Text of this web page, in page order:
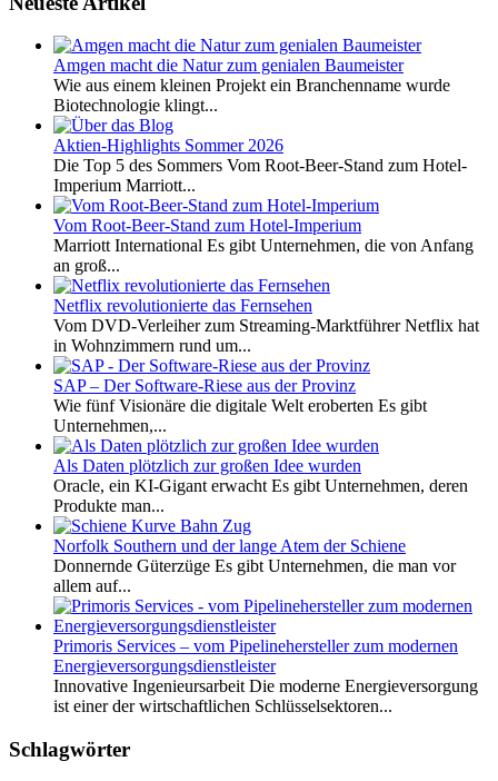
Amgen macht die Natur zum genialen Baumeister
Wie aus einem kleinen Projekt ein Branchenname wurde
Biotechnologie klingt...
Aktien-Highlights Sommer 2026
Die Top 5 des Sommers Vom Root-Beer-Stand zum Hotel-
Imperium Marriott...
Vom Root-Beer-Stand zum Hotel-Imperium
Marriott International Es gibt Unternehmen, die von Anfang
an groß...
Netflix revolutionierte das Fernsehen
Vom DVD-Verleiher zum Streaming-Marktführer Netflix hat
in Wohnzimmern rund um...
SAP – Der Software-Riese aus der Provinz
Wie fünf Visionäre die digitale Welt eroberten Es gibt
Unternehmen,...
Als Daten plötzlich zur großen Idee wurden
Oracle, ein KI-Gigant erwacht Es gibt Unternehmen, deren
Produkte man...
Norfolk Southern und der lange Atem der Schiene
Donnernde Güterzüge Es gibt Unternehmen, die man vor
allem auf...
Primoris Services – vom Pipelinehersteller zum modernen
Energieversorgungsdienstleister
Innovative Ingenieursarbeit Die moderne Energieversorgung
ist einer der wirtschaftlichen Schlüsselsektoren...
Schlagwörter